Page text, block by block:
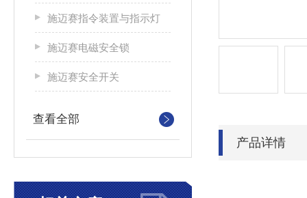
施迈赛指令装置与指示灯
施迈赛电磁安全锁
施迈赛安全开关
查看全部
产品详情